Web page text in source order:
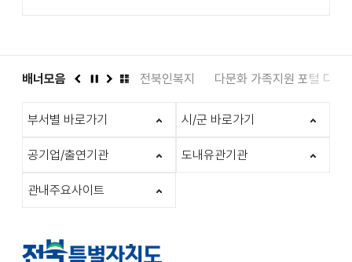
배너모음
서관 인권상담 1331 전북인복지 다문화 가족지원 포털 다누
부서별 바로가기 시/군 바로가기
공기업/출연기관 도내유관기관
관내주요사이트